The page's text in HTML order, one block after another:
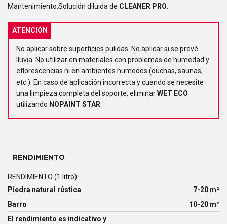
Mantenimiento:Solución diluida de CLEANER PRO
ATENCIÓN
No aplicar sobre superficies pulidas. No aplicar si se prevé
lluvia. No utilizar en materiales con problemas de humedad y
eflorescencias ni en ambientes humedos (duchas, saunas,
etc.). En caso de aplicación incorrecta y cuando se necesite
una limpieza completa del soporte, eliminarWET ECO
utilizando NOPAINT STAR
RENDIMIENTO
RENDIMIENTO (1 litro):
Piedra natural rústica
7-20 m²
Barro
10-20 m²
El rendimiento es indicativo y